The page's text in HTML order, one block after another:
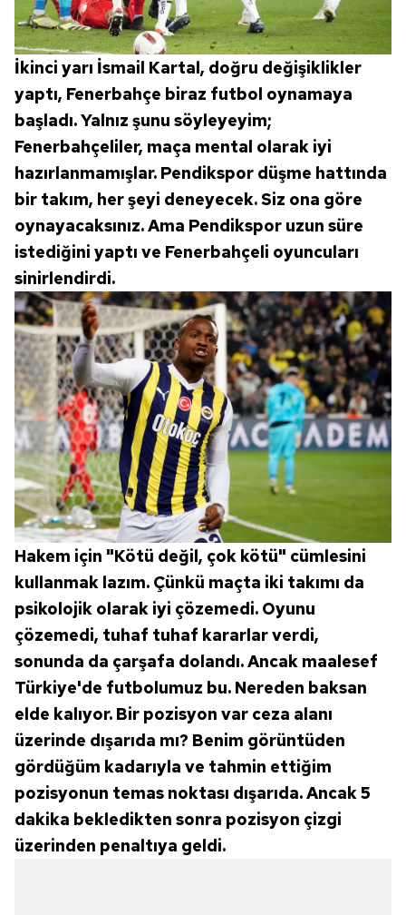
İkinci yarı İsmail Kartal, doğru değişiklikler
yaptı, Fenerbahçe biraz futbol oynamaya
başladı. Yalnız şunu söyleyeyim;
Fenerbahçeliler, maça mental olarak iyi
hazırlanmamışlar. Pendikspor düşme hattında
bir takım, her şeyi deneyecek. Siz ona göre
oynayacaksınız. Ama Pendikspor uzun süre
istediğini yaptı ve Fenerbahçeli oyuncuları
sinirlendirdi.
Hakem için "Kötü değil, çok kötü" cümlesini
kullanmak lazım. Çünkü maçta iki takımı da
psikolojik olarak iyi çözemedi. Oyunu
çözemedi, tuhaf tuhaf kararlar verdi,
sonunda da çarşafa dolandı. Ancak maalesef
Türkiye'de futbolumuz bu. Nereden baksan
elde kalıyor. Bir pozisyon var ceza alanı
üzerinde dışarıda mı? Benim görüntüden
gördüğüm kadarıyla ve tahmin ettiğim
pozisyonun temas noktası dışarıda. Ancak 5
dakika bekledikten sonra pozisyon çizgi
üzerinden penaltıya geldi.